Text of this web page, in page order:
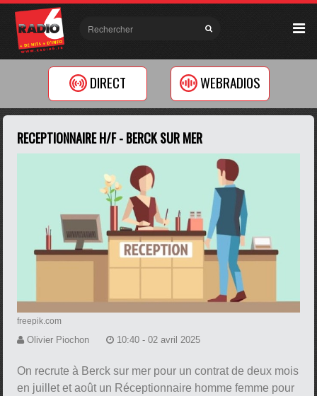
DIRECT WEBRADIOS
RECEPTIONNAIRE H/F - BERCK SUR MER
freepik.com
Olivier Piochon 10:40 - 02 avril 2025
On recrute à Berck sur mer pour un contrat de deux mois
en juillet et août un Réceptionnaire homme femme pour